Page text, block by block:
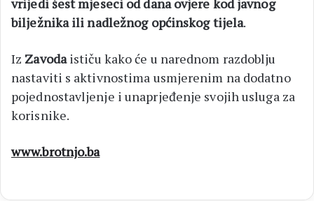
vrijedi šest mjeseci od dana ovjere kod javnog
bilježnika ili nadležnog općinskog tijela.
Iz Zavodaističu kako će u narednom razdoblju
nastaviti s aktivnostima usmjerenim na dodatno
pojednostavljenje i unaprjeđenje svojih usluga za
korisnike.
www.brotnjo.ba